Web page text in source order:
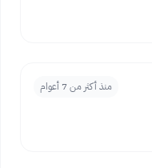
منذ أكثر من 7 أعوام